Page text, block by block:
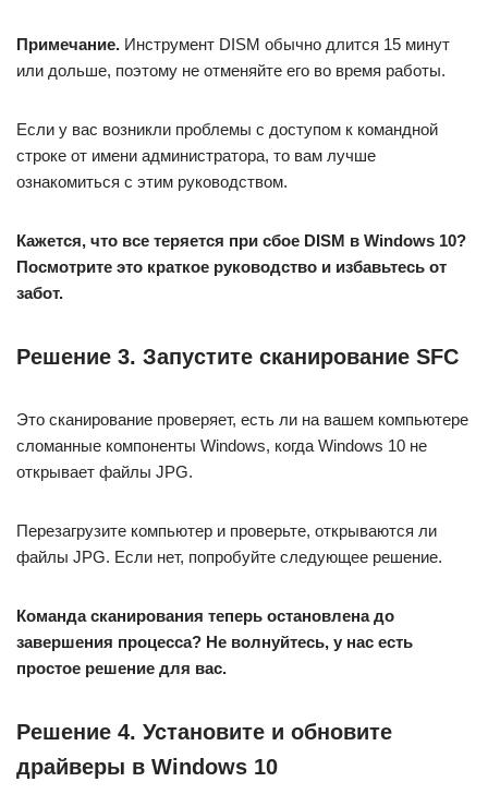
Примечание. Инструмент DISM обычно длится 15 минут
или дольше, поэтому не отменяйте его во время работы.
Если у вас возникли проблемы с доступом к командной
строке от имени администратора, то вам лучше
ознакомиться с этим руководством.
Кажется, что все теряется при сбое DISM в Windows 10?
Посмотрите это краткое руководство и избавьтесь от
забот.
Решение 3. Запустите сканирование SFC
Это сканирование проверяет, есть ли на вашем компьютере
сломанные компоненты Windows, когда Windows 10 не
открывает файлы JPG.
Перезагрузите компьютер и проверьте, открываются ли
файлы JPG. Если нет, попробуйте следующее решение.
Команда сканирования теперь остановлена ​​до
завершения процесса? Не волнуйтесь, у нас есть
простое решение для вас.
Решение 4. Установите и обновите
драйверы в Windows 10